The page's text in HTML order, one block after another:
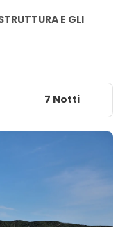
E GLI
7 Notti